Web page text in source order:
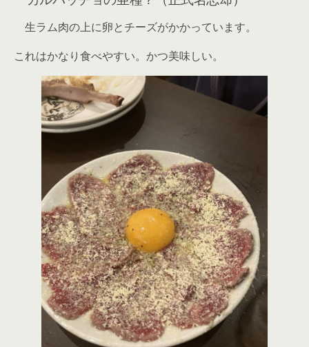
生ラム肉の上に卵とチーズがかかっています。
これはかなり食べやすい。かつ美味しい。